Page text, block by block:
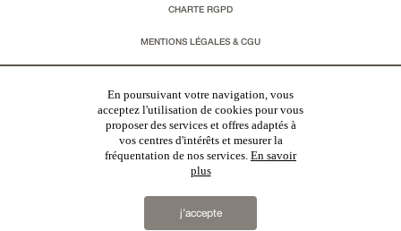
CHARTE RGPD
MENTIONS LÉGALES & CGU
Vous souhaitez recevoir nos lettres d'information ?
En poursuivant votre navigation, vous
acceptez l'utilisation de cookies pour vous
proposer des services et offres adaptés à
vos centres d'intérêts et mesurer la
fréquentation de nos services. En savoir
plus
j’accepte